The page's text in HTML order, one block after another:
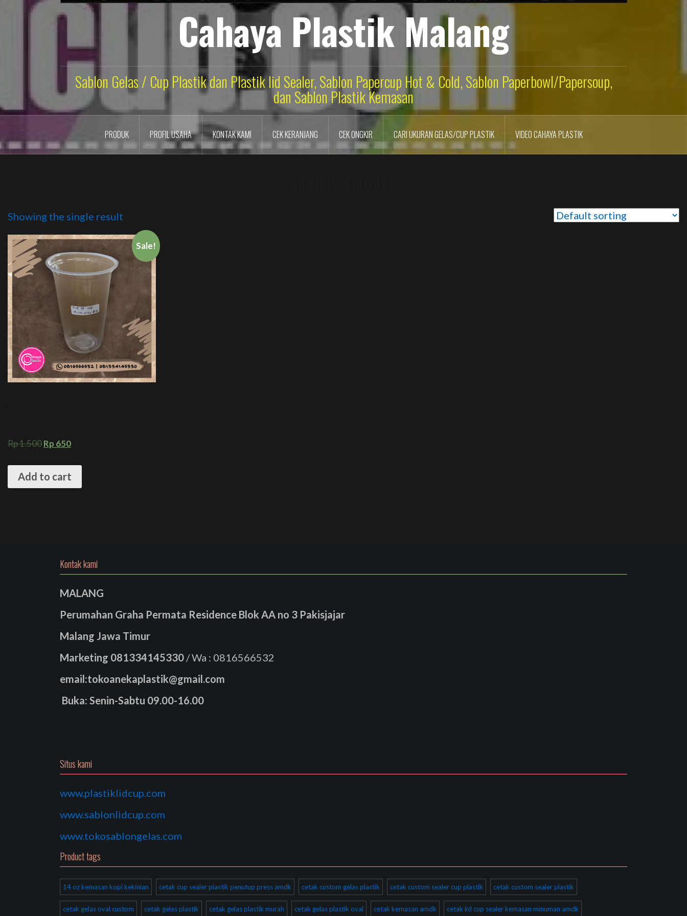
Cahaya Plastik Malang
Sablon Gelas / Cup Plastik dan Plastik lid Sealer, Sablon Papercup Hot & Cold, Sablon Paperbowl/Papersoup,
dan Sablon Plastik Kemasan
PRODUK PROFIL USAHA KONTAK KAMI CEK KERANJANG CEK ONGKIR CARI UKURAN GELAS/CUP PLASTIK VIDEO CAHAYA PLASTIK
Showing the single result
Sale!
Rp1.500Rp 650
Add to cart
Kontak kami
MALANG
Perumahan Graha Permata Residence Blok AA no 3 Pakisjajar
Malang Jawa Timur
Marketing 081334145330 / Wa : 0816566532
email:tokoanekaplastik@gmail.com
Buka: Senin-Sabtu 09.00-16.00
Situs kami
www.plastiklidcup.com
www.sablonlidcup.com
www.tokosablongelas.com
Product tags
14 oz kemasan kopi kekinian cetak cup sealer plastik penutup press amdk cetak custom gelas plastik cetak custom sealer cup plastik cetak custom sealer plastik
cetak gelas oval custom cetak gelas plastik cetak gelas plastik murah cetak gelas plastik oval cetak kemasan amdk cetak lid cup sealer kemasan minuman amdk